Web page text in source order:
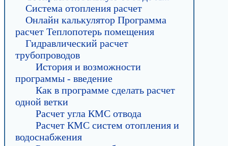
Система отопления расчет
Онлайн калькулятор Программа
расчет Теплопотерь помещения
Гидравлический расчет
трубопроводов
История и возможности
программы - введение
Как в программе сделать расчет
одной ветки
Расчет угла КМС отвода
Расчет КМС систем отопления и
водоснабжения